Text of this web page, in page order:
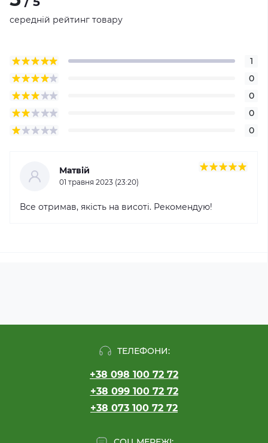
середній рейтинг товару
1
0
0
0
0
Матвій
01 травня 2023 (23:20)
Все отримав, якість на висоті. Рекомендую!
ТЕЛЕФОНИ:
+38 098 100 72 72
+38 099 100 72 72
+38 073 100 72 72